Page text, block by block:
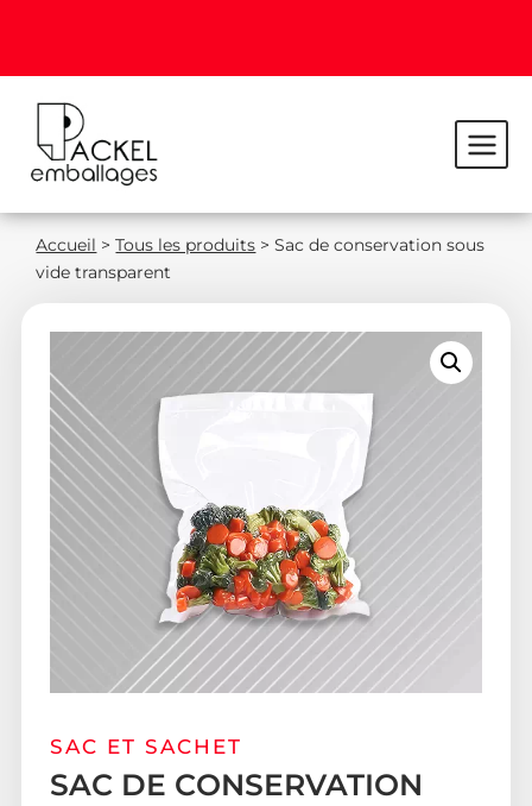
Accueil >Tous les produits >Sac de conservation sous
vide transparent
SAC ET SACHET
SAC DE CONSERVATION